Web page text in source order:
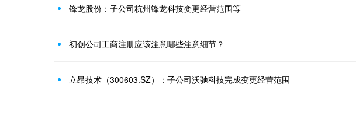
锋龙股份：子公司杭州锋龙科技变更经营范围等
初创公司工商注册应该注意哪些注意细节？
立昂技术（300603.SZ）：子公司沃驰科技完成变更经营范围